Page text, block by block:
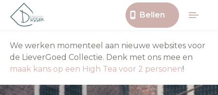
Bellen
We werken momenteel aan nieuwe websites voor
de LieverGoed Collectie. Denk met ons mee en
maak kans op een High Tea voor 2 personen!